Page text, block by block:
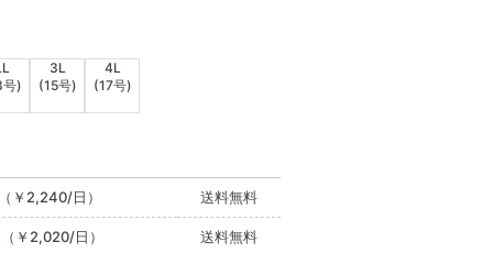
)
3L
(15号)
4L
(17号)
￥2,240/日） 送料無料
￥2,020/日） 送料無料